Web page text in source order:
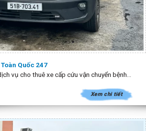
Quốc 247
vụ cho thuê xe cấp cứu vận chuyển bệnh...
Xem chi tiết